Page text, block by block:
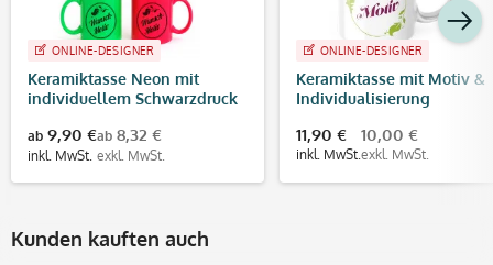
ONLINE-DESIGNER
Keramiktasse Neon mit
individuellem Schwarzdruck
ab 9,90 €
inkl. MwSt.
ab 8,32 €
exkl. MwSt.
ONLINE-DESIGNER
Keramiktasse mit Motiv &
Individualisierung
11,90 €
inkl. MwSt.
10,00 €
exkl. MwSt.
Kunden kauften auch